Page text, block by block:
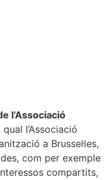
l’Associació
l’Associació
a Brussel·les,
com per exemple
compartits,